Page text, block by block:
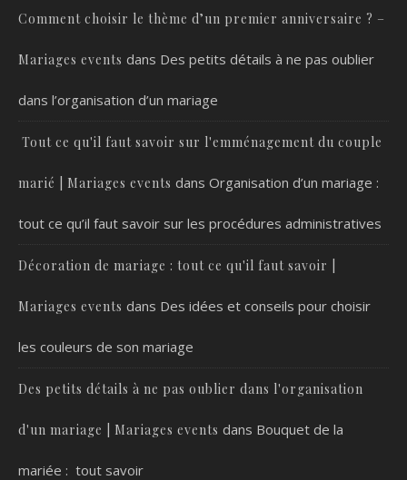
Comment choisir le thème d’un premier anniversaire ? –
Mariages events dans Des petits détails à ne pas oublier
dans l’organisation d’un mariage
Tout ce qu'il faut savoir sur l'emménagement du couple
marié | Mariages events dans Organisation d’un mariage :
tout ce qu’il faut savoir sur les procédures administratives
Décoration de mariage : tout ce qu'il faut savoir |
Mariages events dans Des idées et conseils pour choisir
les couleurs de son mariage
Des petits détails à ne pas oublier dans l'organisation
d'un mariage | Mariages events dans Bouquet de la
mariée : tout savoir